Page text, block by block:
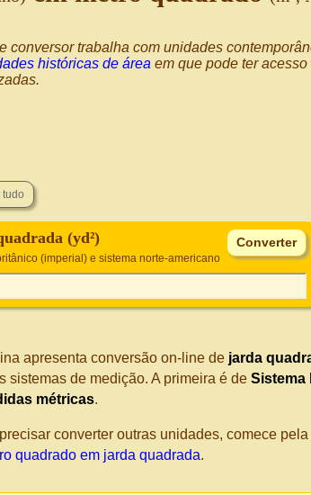
conversor trabalha com unidades
históricas de área em que pode ter
(yd²)
(imperial) e sistema norte-americano
apresenta conversão on-line de jarda
sistemas de medição. A primeira é de Sistema
métricas.
converter outras unidades, comece
quadrado em jarda quadrada.